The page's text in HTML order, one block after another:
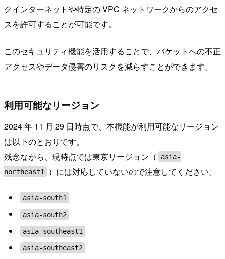
クインターネットや特定の VPC ネットワークからのアクセ
スを許可することが可能です。
このセキュリティ機能を活用することで、バケットへの不正
アクセスやデータ侵害のリスクを減らすことができます。
利用可能なリージョン
2024 年 11 月 29 日時点で、本機能が利用可能なリージョン
は以下のとおりです。
残念ながら、現時点では東京リージョン（
asia-
northeast1
）には対応していないので注意してください。
asia-south1
asia-south2
asia-southeast1
asia-southeast2